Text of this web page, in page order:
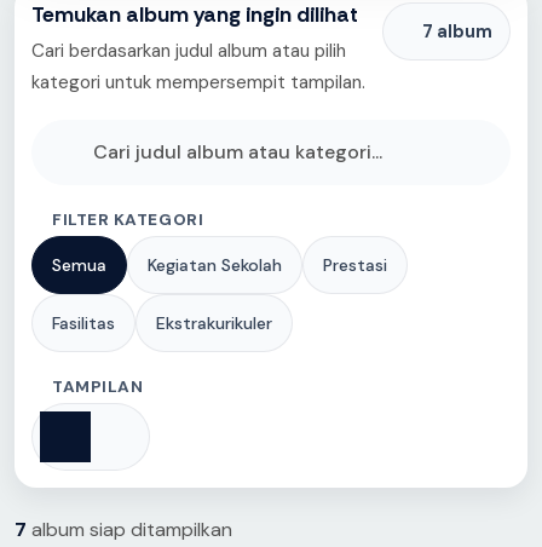
Temukan album yang ingin dilihat
Cari berdasarkan judul album atau pilih
kategori untuk mempersempit tampilan.
7 album
FILTER KATEGORI
Semua Kegiatan Sekolah Prestasi
Fasilitas Ekstrakurikuler
TAMPILAN
7 album siap ditampilkan